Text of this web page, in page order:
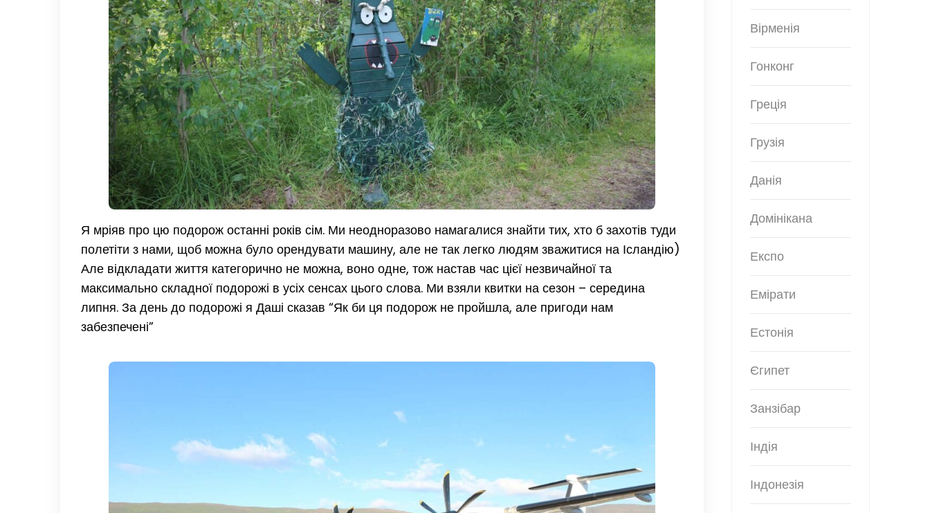
Я мріяв про цю подорож останні років сім. Ми неодноразово намагалися знайти тих, хто б захотів туди
полетіти з нами, щоб можна було орендувати машину, але не так легко людям зважитися на Ісландію)
Але відкладати життя категорично не можна, воно одне, тож настав час цієї незвичайної та
максимально складної подорожі в усіх сенсах цього слова. Ми взяли квитки на сезон – середина
липня. За день до подорожі я Даші сказав “Як би ця подорож не пройшла, але пригоди нам
забезпечені”
Вірменія
Гонконг
Греція
Грузія
Данія
Домінікана
Експо
Емірати
Естонія
Єгипет
Занзібар
Індія
Індонезія